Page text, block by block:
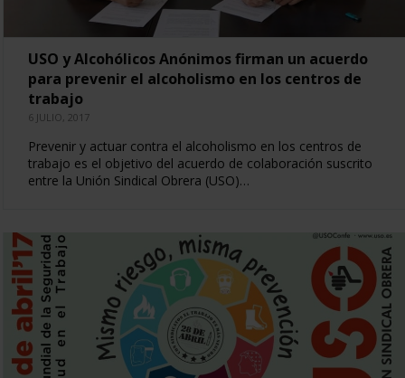
USO y Alcohólicos Anónimos firman un acuerdo
para prevenir el alcoholismo en los centros de
trabajo
6 JULIO, 2017
Prevenir y actuar contra el alcoholismo en los centros de
trabajo es el objetivo del acuerdo de colaboración suscrito
entre la Unión Sindical Obrera (USO)…